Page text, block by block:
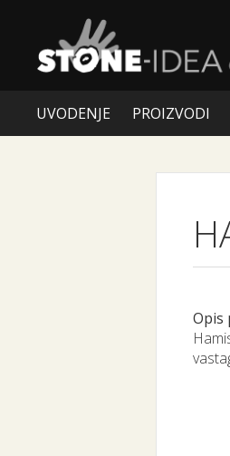
UVODENJE PROIZVODI
Opis